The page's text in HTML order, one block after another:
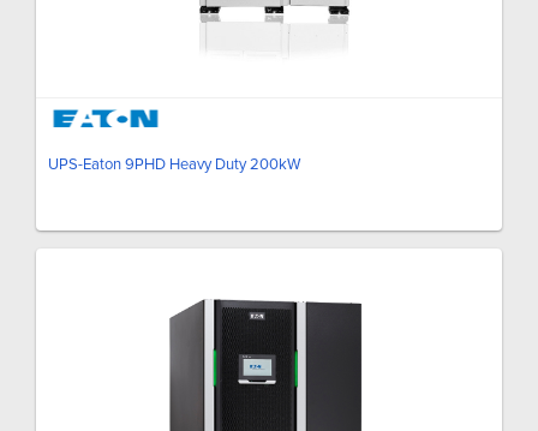
UPS-Eaton 9PHD Heavy Duty 200kW